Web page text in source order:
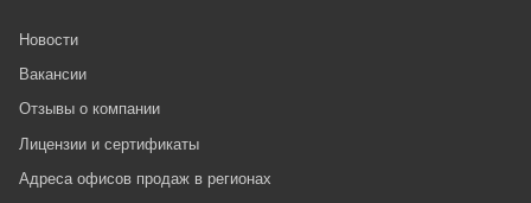
Новости
Вакансии
Отзывы о компании
Лицензии и сертификаты
Адреса офисов продаж в регионах